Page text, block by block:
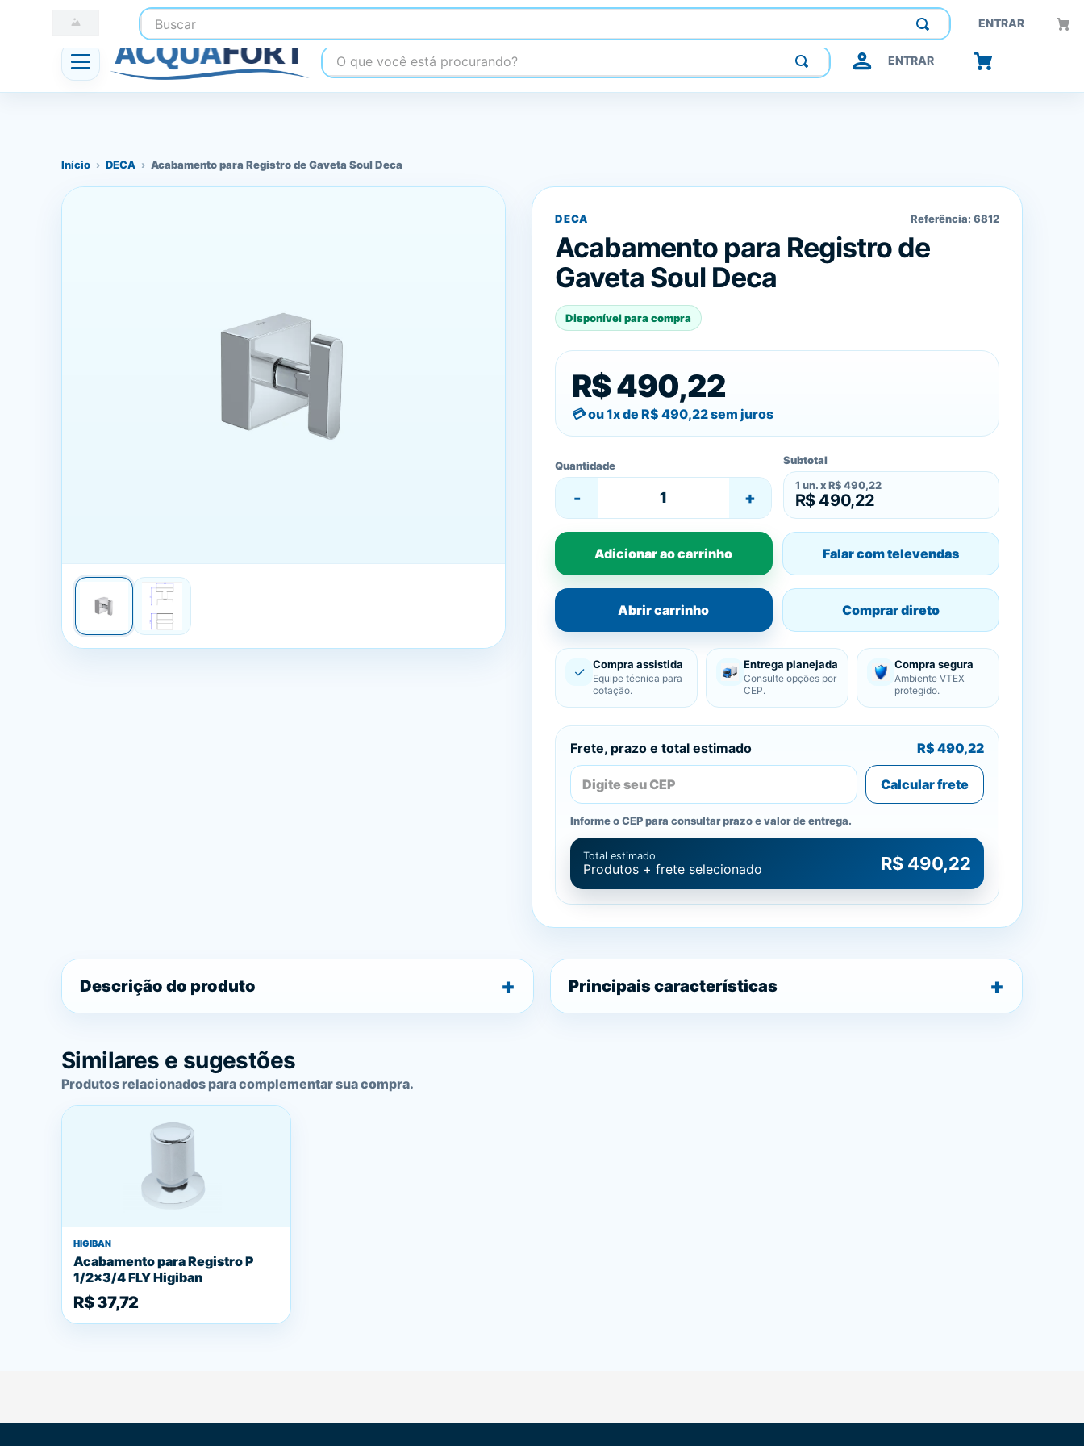
Buscar ENTRAR
☎ (41) 3247-1199 Construindo confiança, inovando o futuro.
O que você está procurando? ENTRAR
Início › DECA › Acabamento para Registro de Gaveta Soul Deca
DECA Referência: 6812
Acabamento para Registro de
Gaveta Soul Deca
Disponível para compra
R$ 490,22
ou 1x de R$ 490,22sem juros
Quantidade
- +
Subtotal
1 un. x R$ 490,22
R$ 490,22
Adicionar ao carrinho Falar com televendas
Abrir carrinho Comprar direto
✓ Compra assistida
Equipe técnica para
cotação.
Entrega planejada
Consulte opções por
CEP.
Compra segura
Ambiente VTEX
protegido.
Frete, prazo e total estimado R$ 490,22
Calcular frete
Informe o CEP para consultar prazo e valor de entrega.
Total estimado
Produtos + frete selecionado R$ 490,22
Descrição do produto Principais características
Similares e sugestões
Produtos relacionados para complementar sua compra.
HIGIBAN
Acabamento para Registro P
1/2x3/4 FLY Higiban
R$ 37,72